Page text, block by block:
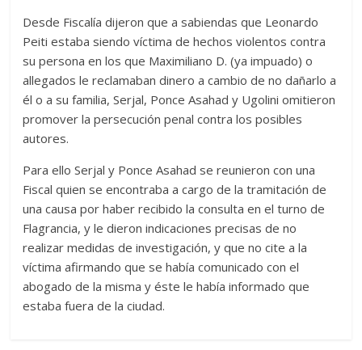
Desde Fiscalía dijeron que a sabiendas que Leonardo
Peiti estaba siendo víctima de hechos violentos contra
su persona en los que Maximiliano D. (ya impuado) o
allegados le reclamaban dinero a cambio de no dañarlo a
él o a su familia, Serjal, Ponce Asahad y Ugolini omitieron
promover la persecución penal contra los posibles
autores.
Para ello Serjal y Ponce Asahad se reunieron con una
Fiscal quien se encontraba a cargo de la tramitación de
una causa por haber recibido la consulta en el turno de
Flagrancia, y le dieron indicaciones precisas de no
realizar medidas de investigación, y que no cite a la
víctima afirmando que se había comunicado con el
abogado de la misma y éste le había informado que
estaba fuera de la ciudad.